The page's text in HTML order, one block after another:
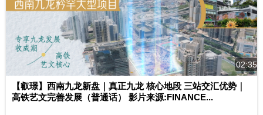
02:35
【叡璟】西南九龙新盘｜真正九龙 核心地段 三站交汇优势｜
高铁艺文完善发展（普通话） 影片来源:FINANCE...